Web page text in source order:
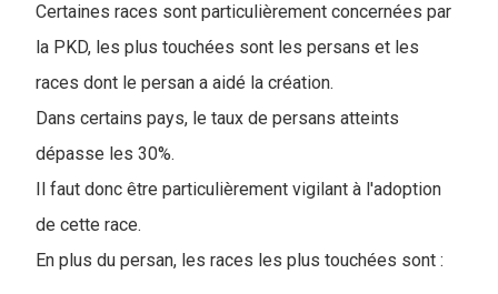
Certaines races sont particulièrement concernées par
la PKD, les plus touchées sont les persans et les
races dont le persan a aidé la création.
Dans certains pays, le taux de persans atteints
dépasse les 30%.
Il faut donc être particulièrement vigilant à l'adoption
de cette race.
En plus du persan, les races les plus touchées sont :